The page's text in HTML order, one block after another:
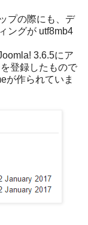
プの際にも、デ
ングが utf8mb4
3.6.5にア
登録したもので
が作られていま